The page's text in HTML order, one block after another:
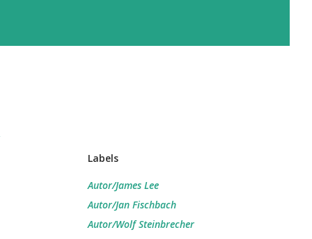
Labels
Autor/James Lee
Autor/Jan Fischbach
Autor/Wolf Steinbrecher